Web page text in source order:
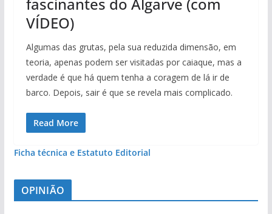
fascinantes do Algarve (com
VÍDEO)
Algumas das grutas, pela sua reduzida dimensão, em
teoria, apenas podem ser visitadas por caiaque, mas a
verdade é que há quem tenha a coragem de lá ir de
barco. Depois, sair é que se revela mais complicado.
Read More
Ficha técnica e Estatuto Editorial
OPINIÃO